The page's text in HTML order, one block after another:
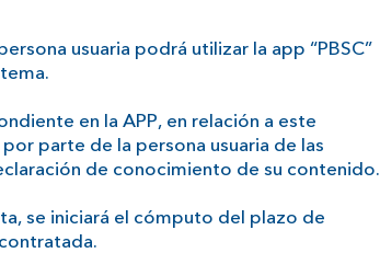
usuaria podrá utilizar la app “PBSC”
en la APP, en relación a este
parte de la persona usuaria de las
de conocimiento de su contenido.
se iniciará el cómputo del plazo de